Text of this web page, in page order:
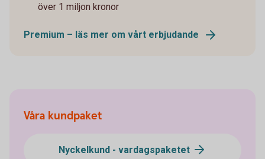
över 1 miljon kronor
Premium – läs mer om vårt erbjudande
Våra kundpaket
Nyckelkund - vardagspaketet